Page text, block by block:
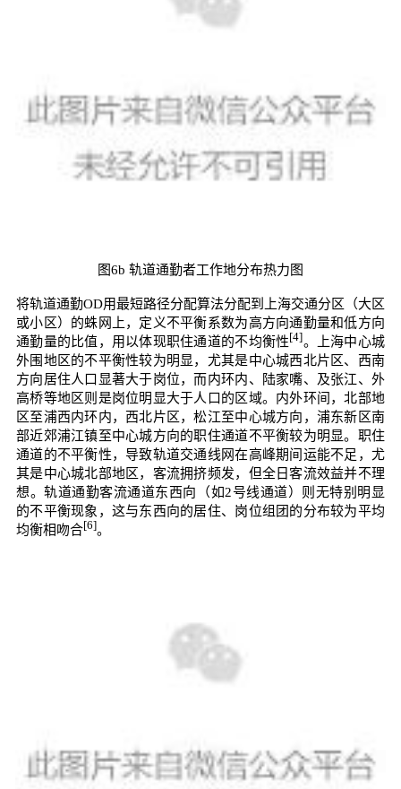
图6b 轨道通勤者工作地分布热力图
将轨道通勤OD用最短路径分配算法分配到上海交通分区（大区
或小区）的蛛网上，定义不平衡系数为高方向通勤量和低方向
通勤量的比值，用以体现职住通道的不均衡性 [4]。上海中心城
外围地区的不平衡性较为明显，尤其是中心城西北片区、西南
方向居住人口显著大于岗位，而内环内、陆家嘴、及张江、外
高桥等地区则是岗位明显大于人口的区域。内外环间，北部地
区至浦西内环内，西北片区，松江至中心城方向，浦东新区南
部近郊浦江镇至中心城方向的职住通道不平衡较为明显。职住
通道的不平衡性，导致轨道交通线网在高峰期间运能不足，尤
其是中心城北部地区，客流拥挤频发，但全日客流效益并不理
想。轨道通勤客流通道东西向（如2号线通道）则无特别明显
的不平衡现象，这与东西向的居住、岗位组团的分布较为平均
均衡相吻合[6]。